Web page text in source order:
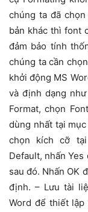
chúng ta đã
bản khác thì font
đảm bảo tính
chúng ta cần
khởi động MS
và định dạng
Format, chọn
dùng nhất tại
chọn kích cỡ
Default, nhấn
sau đó. Nhấn OK
định. – Lưu tài
Word để thiết